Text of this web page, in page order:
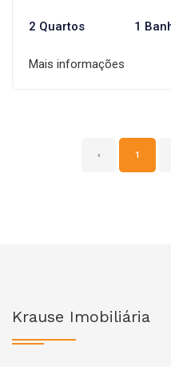
2 Quartos 1
Mais informações
‹ 1
Krause Imobiliária